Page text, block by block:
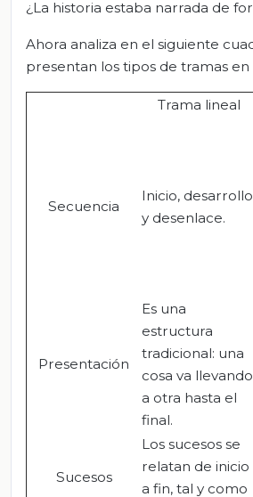
¿La historia estaba narrada de
Ahora analiza en el siguiente
presentan los tipos de tramas en
Trama lineal
Secuencia
Inicio, desarrollo
y desenlace.
Presentación
Es una
estructura
tradicional: una
cosa va llevando
a otra hasta el
final.
Sucesos
Los sucesos se
relatan de inicio
a fin, tal y como